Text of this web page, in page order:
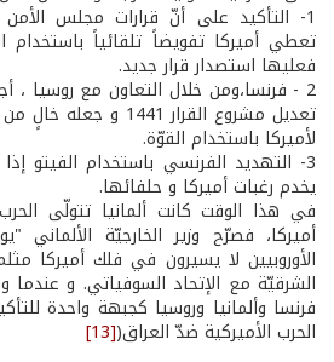
1­- التأكيد على أنّ قرارات مجلس
تعطي أميركا تفويضاً تلقائياً باستخدام
فعليها استصدار قرار جديد.
2­ - فرنسا،ومن خلال التعاون مع روسيا ،
تعديل مشروع القرار
لأميركا باستخدام القوّة.
يخدم رغبات أميركا و حلفائها.
في هذا الوقت كانت ألمانيا تتولّى
أميركا، فصرّح وزير الخارجيّة الألماني
الأوروبيين لا يسيرون في فلك أميركا
الشرقيّة مع الإتحاد السوفياتي. و
فرنسا وألمانيا وروسيا كجبهة واحدة
الحرب الأميركية ضدّ العراق([13]